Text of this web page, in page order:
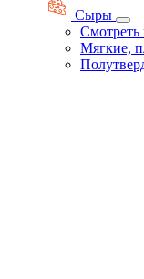
Сыры
Смотреть
Мягкие,